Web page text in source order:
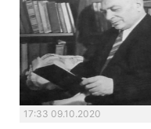
17:33 09.10.2020